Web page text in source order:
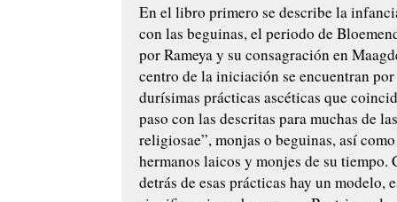
En el libro primero se describe la
con las beguinas, el periodo de
por Rameya y su consagración en
centro de la iniciación se encuentran
durísimas prácticas ascéticas que
paso con las descritas para muchas de
religiosae”, monjas o beguinas, así
hermanos laicos y monjes de su tiempo.
detrás de esas prácticas hay un modelo,